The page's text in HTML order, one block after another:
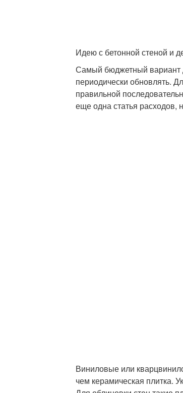
Идею с бетонной стеной и
Самый бюджетный вариант
периодически обновлять.
правильной
еще одна статья расходов,
Виниловые или
чем керамическая плитка.